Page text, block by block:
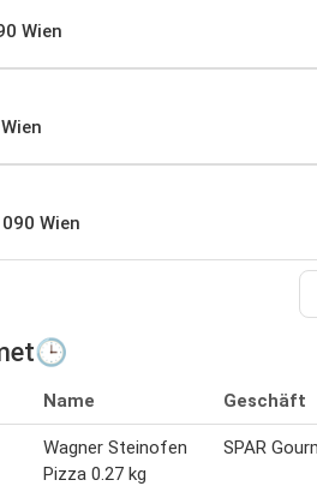
Wien
Wien
Name Geschäft
Wagner Steinofen
Pizza 0.27 kg
SPAR